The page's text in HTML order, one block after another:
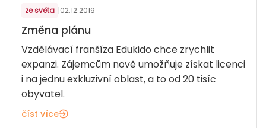
ze světa |02.12.2019
Změna plánu
Vzdělávací franšíza Edukido chce zrychlit
expanzi. Zájemcům nově umožňuje získat licenci
i na jednu exkluzivní oblast, a to od 20 tisíc
obyvatel.
číst více